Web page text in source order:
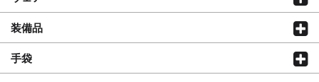
装備品
手袋